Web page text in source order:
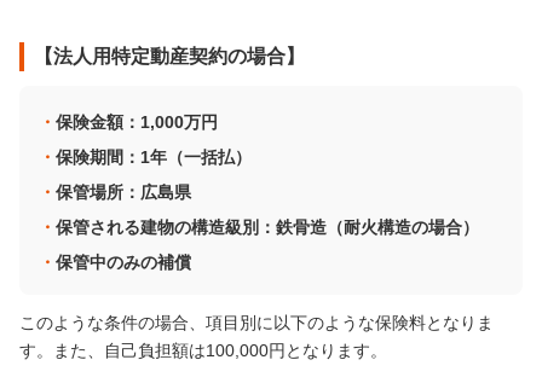
【法人用特定動産契約の場合】
保険金額：1,000万円
保険期間：1年（一括払）
保管場所：広島県
保管される建物の構造級別：鉄骨造（耐火構造の場合）
保管中のみの補償
このような条件の場合、項目別に以下のような保険料となりま
す。また、自己負担額は100,000円となります。